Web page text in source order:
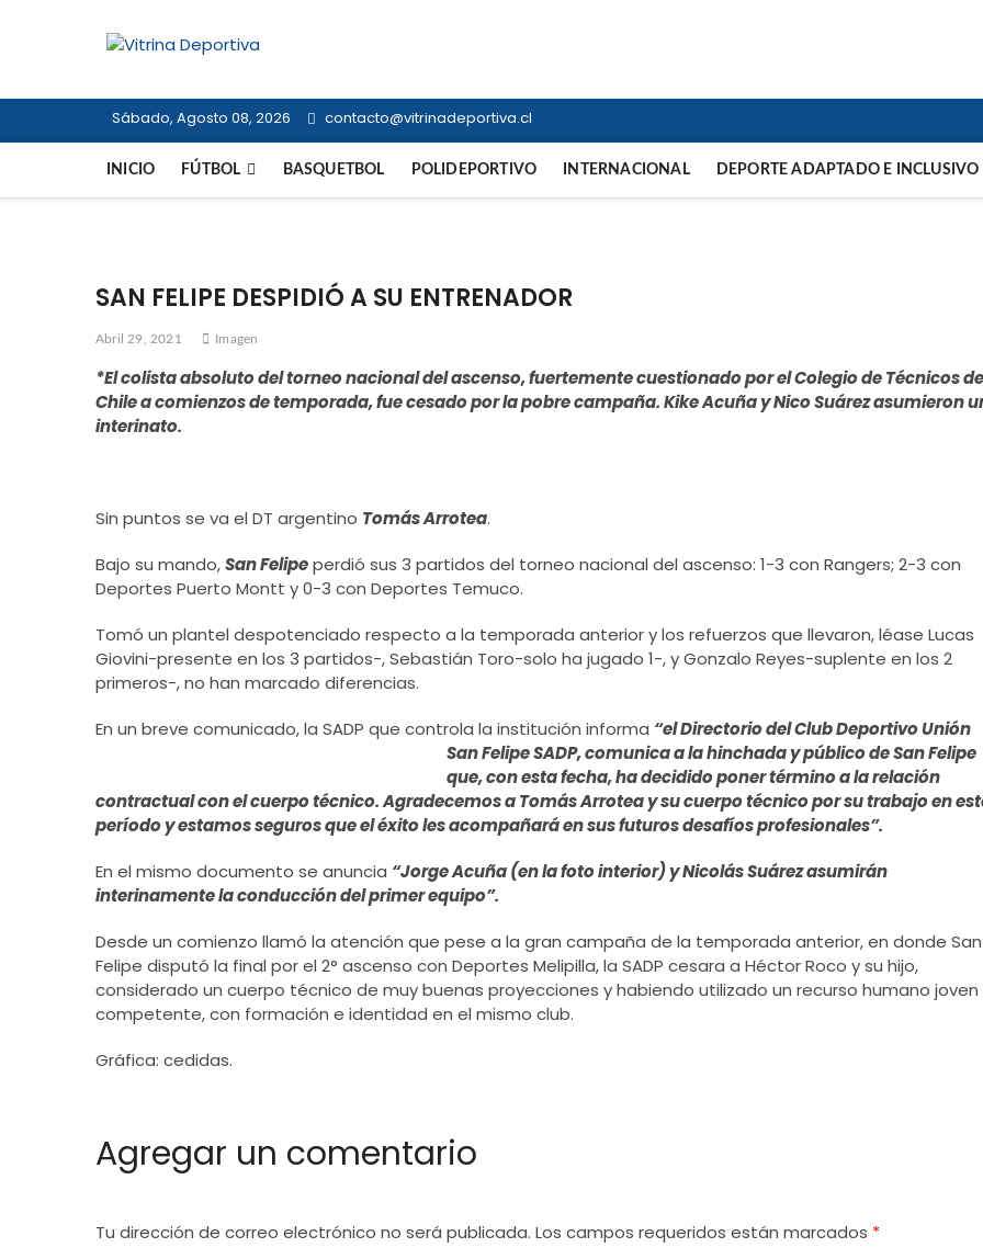
Sábado, Agosto 08, 2026 contacto@vitrinadeportiva.cl
INICIO FÚTBOL BASQUETBOL POLIDEPORTIVO INTERNACIONAL DEPORTE ADAPTADO E INCLUSIVO
SAN FELIPE DESPIDIÓ A SU ENTRENADOR
Abril 29, 2021 Imagen
*El colista absoluto del torneo nacional del ascenso, fuertemente cuestionado por el Colegio de Técnicos de
Chile a comienzos de temporada, fue cesado por la pobre campaña. Kike Acuña y Nico Suárez asumieron
interinato.
Sin puntos se va el DT argentino Tomás Arrotea.
Bajo su mando,San Felipeperdió sus 3 partidos del torneo nacional del ascenso: 1-3 con Rangers; 2-3 con
Deportes Puerto Montt y 0-3 con Deportes Temuco.
Tomó un plantel despotenciado respecto a la temporada anterior y los refuerzos que llevaron, léase Lucas
Giovini-presente en los 3 partidos-, Sebastián Toro-solo ha jugado 1-, y Gonzalo Reyes-suplente en los 2
primeros-, no han marcado diferencias.
En un breve comunicado, la SADP que controla la institución informa “el Directorio del ClubDeportivo Unión
San Felipe SADP, comunica a la hinchada y público de San Felipe
que, con esta fecha, ha decidido poner término a la relación
contractual con el cuerpo técnico. Agradecemos a Tomás Arrotea y su cuerpo técnico por su trabajo en
período y estamos seguros que el éxito les acompañará en sus futuros desafíos profesionales”.
En el mismo documento se anuncia “Jorge Acuña (en la foto interior) y Nicolás Suárez asumirán
interinamente la conducción del primer equipo”.
Desde un comienzo llamó la atención que pese a la gran campaña de la temporada anterior, en donde San
Felipe disputó la final por el 2° ascenso con Deportes Melipilla, la SADP cesara a Héctor Roco y su hijo,
considerado un cuerpo técnico de muy buenas proyecciones y habiendo utilizado un recurso humano joven
competente, con formación e identidad en el mismo club.
Gráfica: cedidas.
Agregar un comentario
Tu dirección de correo electrónico no será publicada. Los campos requeridos están marcados *